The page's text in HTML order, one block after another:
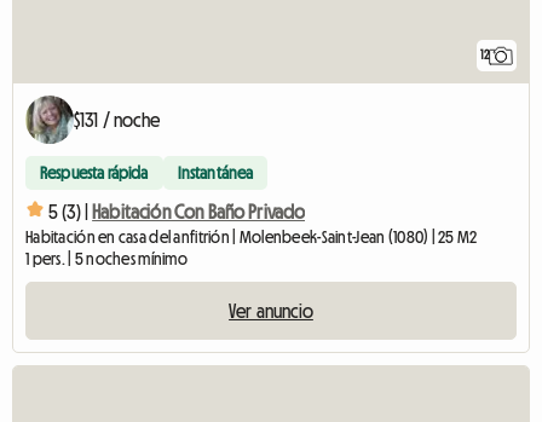
12
$131 / noche
Respuesta rápida Instantánea
5 (3) | Habitación Con Baño Privado
Habitación en casa del anfitrión | Molenbeek-Saint-Jean (1080) | 25 M2
1 pers. | 5 noches mínimo
Ver anuncio